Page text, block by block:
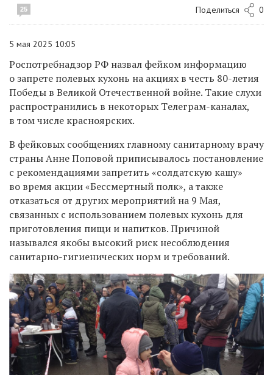
25 Поделиться 0
5 мая 2025 10:05
Роспотребнадзор РФ назвал фейком информацию
о запрете полевых кухонь на акциях в честь 80-летия
Победы в Великой Отечественной войне. Такие слухи
распространились в некоторых Tелеграм-каналах,
в том числе красноярских.
В фейковых сообщениях главному санитарному врачу
страныАнне Поповой приписывалось постановление
с рекомендациями запретить «солдатскую кашу»
во время акции «Бессмертный полк», а также
отказаться от других мероприятий на 9 Мая,
связанных с использованием полевых кухонь для
приготовления пищи и напитков.Причиной
назывался якобы высокий риск несоблюдения
санитарно-гигиенических норм и требований.